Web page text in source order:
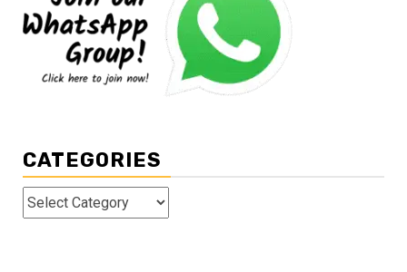
CATEGORIES
Categories